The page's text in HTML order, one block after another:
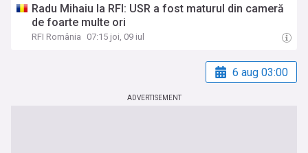
Radu Mihaiu la RFI: USR a fost maturul din cameră
de foarte multe ori
RFI România 07:15 joi, 09 iul
6 aug 03:00
ADVERTISEMENT